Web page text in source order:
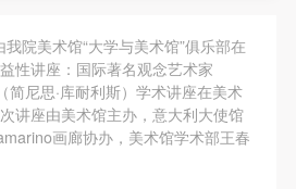
院美术馆“大学与美术馆”俱乐部在
性讲座：国际著名观念艺术家
尼思·库耐利斯）学术讲座在美术
讲座由美术馆主办，意大利大使馆
画廊协办，美术馆学术部王春
的作品）提交中央美术学院用
术学院可以以电子、网络及其
版，并同意编入《中国知识资
院资料库》《中央美术学院美
料、文献、档案机构和平台，
的作品）提交中央美术学院用
术学院可以以电子、网络及其
版，并同意编入《中国知识资
院资料库》《中央美术学院美
料、文献、档案机构和平台，
的作品）提交中央美术学院用
术学院可以以电子、网络及其
版，并同意编入《中国知识资
院资料库》《中央美术学院美
料、文献、档案机构和平台，